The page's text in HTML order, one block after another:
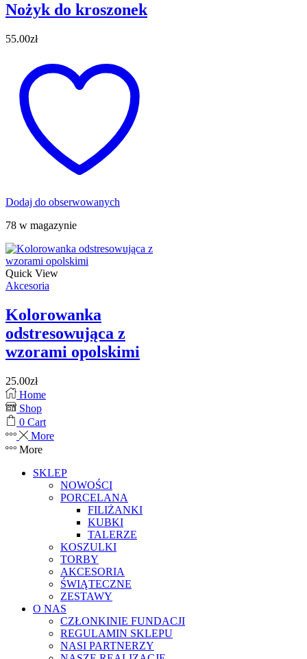
Nożyk do kroszonek
55.00zł
Dodaj do obserwowanych
78 w magazynie
Quick View
Akcesoria
Kolorowanka
odstresowująca z
wzorami opolskimi
25.00zł
Home
Shop
0 Cart
More
More
SKLEP
NOWOŚCI
PORCELANA
FILIŻANKI
KUBKI
TALERZE
KOSZULKI
TORBY
AKCESORIA
ŚWIĄTECZNE
ZESTAWY
O NAS
CZŁONKINIE FUNDACJI
REGULAMIN SKLEPU
NASI PARTNERZY